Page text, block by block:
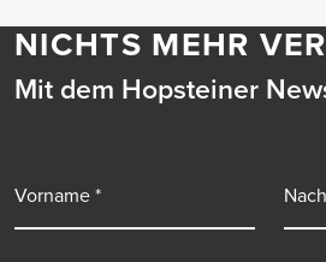
NICHTS MEHR
Mit dem Hopsteiner